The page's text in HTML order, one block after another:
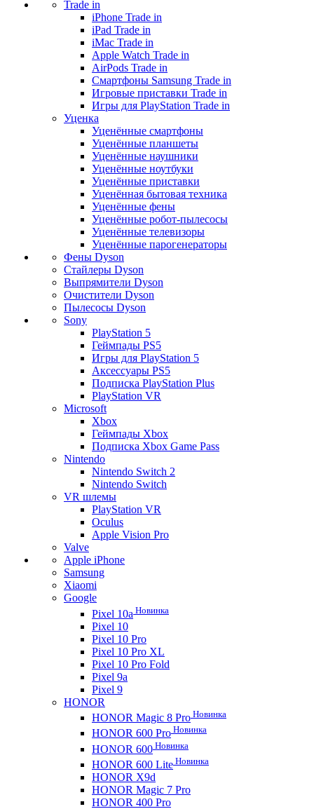
Trade in
iPhone Trade in
iPad Trade in
iMac Trade in
Apple Watch Trade in
AirPods Trade in
Смартфоны Samsung Trade in
Игровые приставки Trade in
Игры для PlayStation Trade in
Уценка
Уценённые смартфоны
Уценённые планшеты
Уценённые наушники
Уценённые ноутбуки
Уценённые приставки
Уценённая бытовая техника
Уценённые фены
Уценённые робот-пылесосы
Уценённые телевизоры
Уценённые парогенераторы
Фены Dyson
Стайлеры Dyson
Выпрямители Dyson
Очистители Dyson
Пылесосы Dyson
Sony
PlayStation 5
Геймпады PS5
Игры для PlayStation 5
Аксессуары PS5
Подписка PlayStation Plus
PlayStation VR
Microsoft
Xbox
Геймпады Xbox
Подписка Xbox Game Pass
Nintendo
Nintendo Switch 2
Nintendo Switch
VR шлемы
PlayStation VR
Oculus
Apple Vision Pro
Valve
Apple iPhone
Samsung
Xiaomi
Google
Pixel 10a Новинка
Pixel 10
Pixel 10 Pro
Pixel 10 Pro XL
Pixel 10 Pro Fold
Pixel 9a
Pixel 9
HONOR
HONOR Magic 8 Pro Новинка
HONOR 600 Pro Новинка
HONOR 600 Новинка
HONOR 600 Lite Новинка
HONOR X9d
HONOR Magic 7 Pro
HONOR 400 Pro